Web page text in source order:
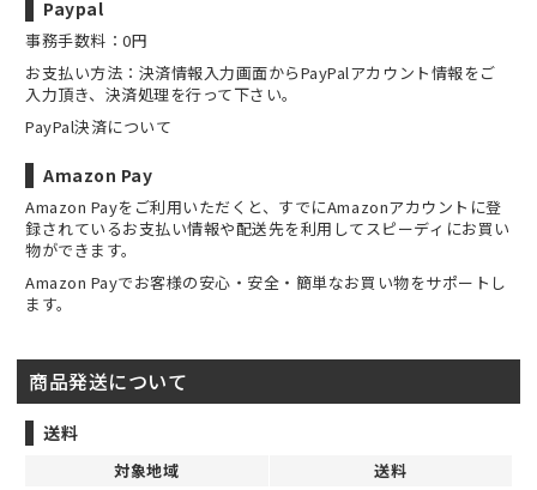
Paypal
事務手数料：0円
お支払い方法：決済情報入力画面からPayPalアカウント情報をご
入力頂き、決済処理を行って下さい。
PayPal決済について
Amazon Pay
Amazon Payをご利用いただくと、すでにAmazonアカウントに登
録されているお支払い情報や配送先を利用してスピーディにお買い
物ができます。
Amazon Payでお客様の安心・安全・簡単なお買い物をサポートし
ます。
商品発送について
送料
対象地域
送料